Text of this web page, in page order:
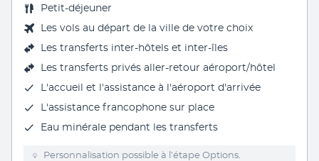
Petit-déjeuner
Les vols au départ de la ville de votre choix
Les transferts inter-hôtels et inter-îles
Les transferts privés aller-retour aéroport/hôtel
L'accueil et l'assistance à l'aéroport d'arrivée
L'assistance francophone sur place
Eau minérale pendant les transferts
Personnalisation possible à l’étape Options.